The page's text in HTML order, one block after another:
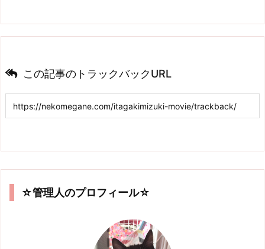
この記事のトラックバックURL
☆管理人のプロフィール☆